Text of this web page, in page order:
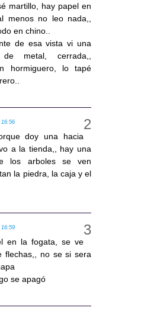
martillo, hay papel en
menos no leo nada,,
en chino..
de esa vista vi una
metal, cerrada,,
hormiguero, lo tapé
doy una hacia
a la tienda,, hay una
los arboles se ven
la piedra, la caja y el
en la fogata, se ve
flechas,, no se si sera
se apagó